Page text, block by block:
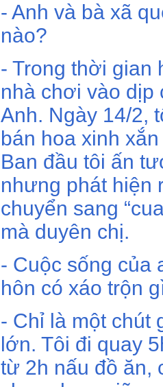
- Anh và bà xã
nào?
- Trong thời gian
nhà chơi vào dịp
Anh. Ngày 14/2,
bán hoa xinh
Ban đầu tôi ấn
nhưng phát hiện
chuyển sang
mà duyên chị.
- Cuộc sống của
hôn có xáo trộn
- Chỉ là một chút
lớn. Tôi đi quay
từ 2h nấu đồ ăn,